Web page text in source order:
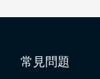
常見問題